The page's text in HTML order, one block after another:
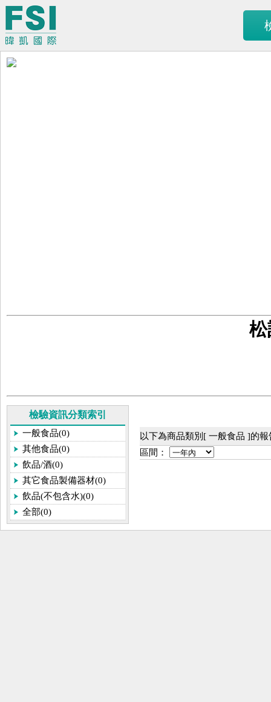
檢驗資訊分類索引
一般食品(0)
其他食品(0)
飲品/酒(0)
其它食品製備器材(0)
飲品(不包含水)(0)
全部(0)
以下為商品類別[ 一般食品 ]的
區間：